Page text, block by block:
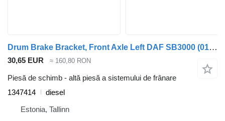
Drum Brake Bracket, Front Axle Left DAF SB3000 (01.74-) 1347414 pentru autobuz DAF MB, B, FHD, EOS, DB, SB Bus (1970-2001)
30,65 EUR ≈ 160,80 RON
Piesă de schimb - altă piesă a sistemului de frânare
1347414
diesel
Estonia, Tallinn